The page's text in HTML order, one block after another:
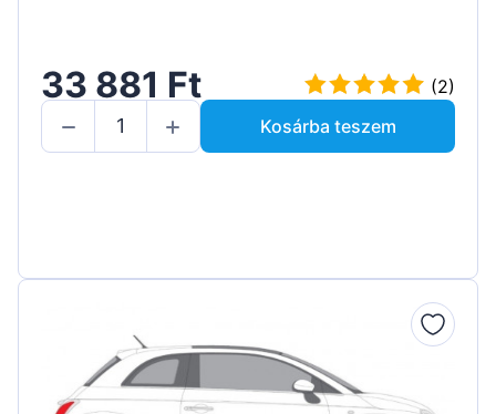
33 881 Ft
(2)
Kosárba teszem